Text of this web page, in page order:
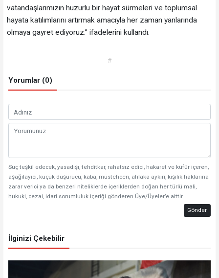
vatandaşlarımızın huzurlu bir hayat sürmeleri ve toplumsal
hayata katılımlarını artırmak amacıyla her zaman yanlarında
olmaya gayret ediyoruz.” ifadelerini kullandı.
#
Yorumlar (0)
Suç teşkil edecek, yasadışı, tehditkar, rahatsız edici, hakaret ve küfür içeren,
aşağılayıcı, küçük düşürücü, kaba, müstehcen, ahlaka aykırı, kişilik haklarına
zarar verici ya da benzeri niteliklerde içeriklerden doğan her türlü mali,
hukuki, cezai, idari sorumluluk içeriği gönderen Üye/Üyeler’e aittir.
Gönder
İlginizi Çekebilir